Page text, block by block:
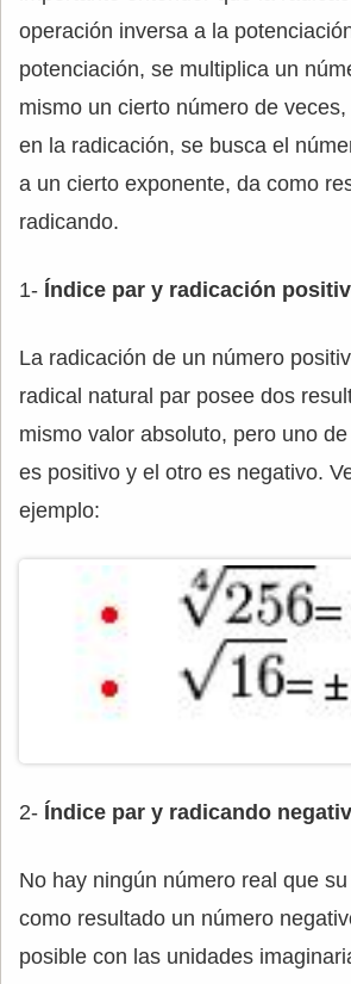
operación inversa a la
potenciación, se multiplica un
mismo un cierto número de
en la radicación, se busca el
a un cierto exponente, da como
radicando.
1- Índice par y radicación
La radicación de un número
radical natural par posee dos
mismo valor absoluto, pero uno
es positivo y el otro es negativo.
ejemplo:
2- Índice par y radicando
No hay ningún número real que
como resultado un número
posible con las unidades